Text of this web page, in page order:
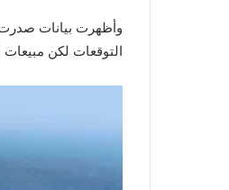
وأظهرت بيانات
التوقعات لكن